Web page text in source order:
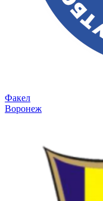
Факел
Воронеж